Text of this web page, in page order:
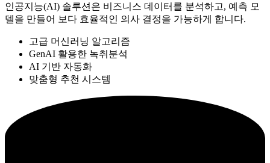
인공지능(AI) 솔루션은 비즈니스 데이터를 분석하고, 예측 모
델을 만들어 보다 효율적인 의사 결정을 가능하게 합니다.
고급 머신러닝 알고리즘
GenAI 활용한 녹취분석
AI 기반 자동화
맞춤형 추천 시스템